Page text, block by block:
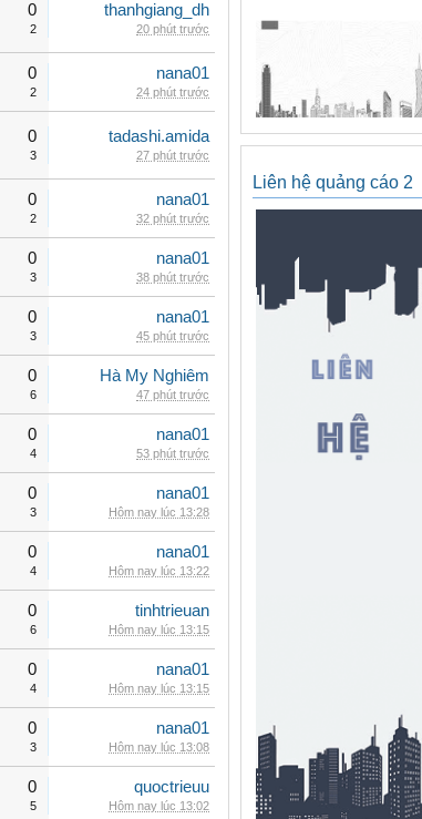
0
2
thanhgiang_dh
20 phút trước
0
2
nana01
24 phút trước
0
3
tadashi.amida
27 phút trước
0
2
nana01
32 phút trước
0
3
nana01
38 phút trước
0
3
nana01
45 phút trước
0
6
Hà My Nghiêm
47 phút trước
0
4
nana01
53 phút trước
0
3
nana01
Hôm nay lúc 13:28
0
4
nana01
Hôm nay lúc 13:22
0
6
tinhtrieuan
Hôm nay lúc 13:15
0
4
nana01
Hôm nay lúc 13:15
0
3
nana01
Hôm nay lúc 13:08
0
5
quoctrieuu
Hôm nay lúc 13:02
Liên hệ quảng cáo 2